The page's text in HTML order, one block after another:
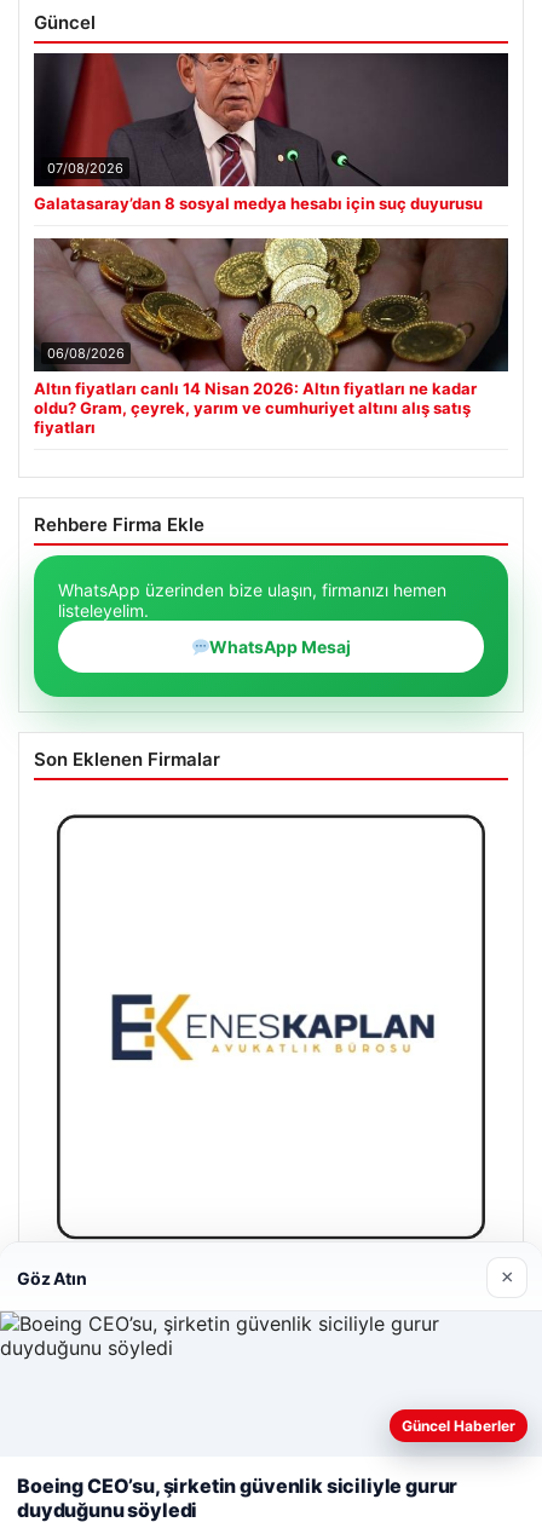
Güncel
07/08/2026
Galatasaray’dan 8 sosyal medya hesabı için suç duyurusu
06/08/2026
Altın fiyatları canlı 14 Nisan 2026: Altın fiyatları ne kadar
oldu? Gram, çeyrek, yarım ve cumhuriyet altını alış satış
fiyatları
Rehbere Firma Ekle
WhatsApp üzerinden bize ulaşın, firmanızı hemen
listeleyelim.
WhatsApp Mesaj
Son Eklenen Firmalar
Enes Kaplan Avukatlık Bürosu
28/04/2026
© 2026 Güncel Dünya – Güncel Haberler
Web sitemizi nasıl kullandığınızı daha iyi anlayabilmek,
kullanıyoruz.Çerez Politikamız
Göz Atın ×
Güncel Haberler
Boeing CEO’su, şirketin güvenlik siciliyle gurur
duyduğunu söyledi